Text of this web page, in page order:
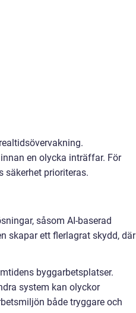
en olycka inträffar. För
säkerhet prioriteras.
såsom AI-baserad
skapar ett flerlagrat skydd, där
byggarbetsplatser.
system kan olyckor
både tryggare och